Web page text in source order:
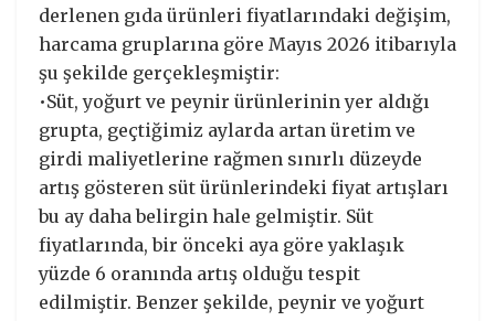
derlenen gıda ürünleri fiyatlarındaki değişim,
harcama gruplarına göre Mayıs 2026 itibarıyla
şu şekilde gerçekleşmiştir:
•Süt, yoğurt ve peynir ürünlerinin yer aldığı
grupta, geçtiğimiz aylarda artan üretim ve
girdi maliyetlerine rağmen sınırlı düzeyde
artış gösteren süt ürünlerindeki fiyat artışları
bu ay daha belirgin hale gelmiştir. Süt
fiyatlarında, bir önceki aya göre yaklaşık
yüzde 6 oranında artış olduğu tespit
edilmiştir. Benzer şekilde, peynir ve yoğurt